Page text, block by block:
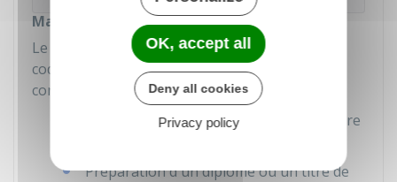
Majoration de salaire
Le pourcentage de rémunération prévue par le
code du travail est majoré de 15 points si les
conditions suivantes sont toutes remplies :
Contrat conclu pour une durée inférieure
Préparation d'un diplôme ou un titre de
OK, accept all
Deny all cookies
Privacy policy